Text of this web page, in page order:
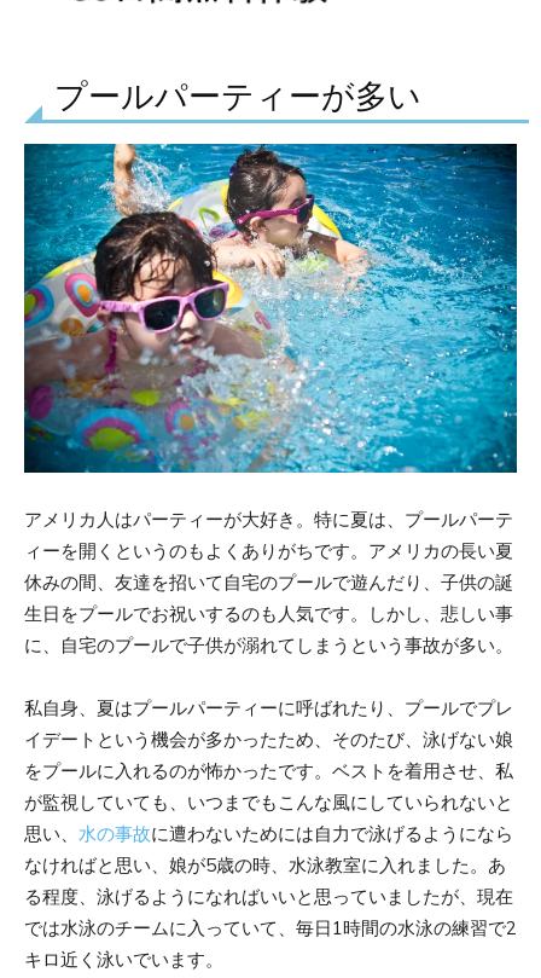
プールパーティーが多い
アメリカ人はパーティーが大好き。特に夏は、プールパーテ
ィーを開くというのもよくありがちです。アメリカの長い夏
休みの間、友達を招いて自宅のプールで遊んだり、子供の誕
生日をプールでお祝いするのも人気です。しかし、悲しい事
に、自宅のプールで子供が溺れてしまうという事故が多い。
私自身、夏はプールパーティーに呼ばれたり、プールでプレ
イデートという機会が多かったため、そのたび、泳げない娘
をプールに入れるのが怖かったです。ベストを着用させ、私
が監視していても、いつまでもこんな風にしていられないと
思い、 水の事故に遭わないためには自力で泳げるようになら
なければと思い、娘が5歳の時、水泳教室に入れました。あ
る程度、泳げるようになればいいと思っていましたが、現在
では水泳のチームに入っていて、毎日1時間の水泳の練習で2
キロ近く泳いでいます。